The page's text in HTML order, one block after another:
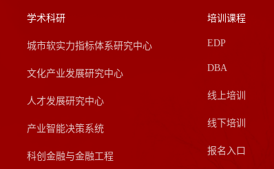
学术科研
城市软实力指标体系研究中心
文化产业发展研究中心
人才发展研究中心
产业智能决策系统
科创金融与金融工程
培训课程
EDP
DBA
线上培训
线下培训
报名入口